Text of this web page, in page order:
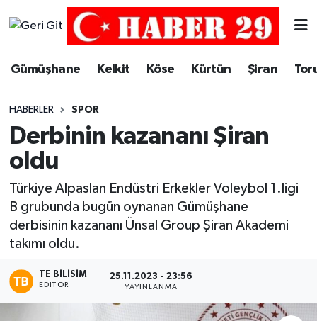
Gümüşhane Kelkit Köse Kürtün Şiran
HABERLER SPOR
Derbinin kazananı Şiran
oldu
Türkiye Alpaslan Endüstri Erkekler Voleybol 1.ligi
B grubunda bugün oynanan Gümüşhane
derbisinin kazananı Ünsal Group Şiran Akademi
takımı oldu.
TE BILISIM
EDITÖR
25.11.2023 - 23:56
YAYINLANMA
Merkez Trafik Yoğunluk Haritası
Süper Lig Puan Durumu ve Fikstür
Tüm Manşetler
Son Dakika Haberleri